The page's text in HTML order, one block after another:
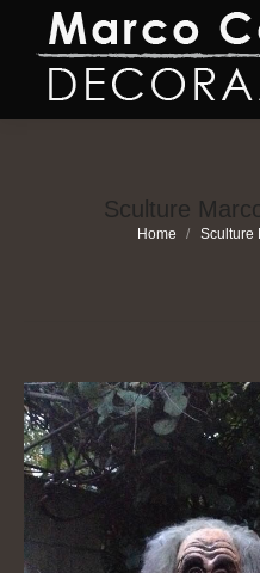
Sculture
You are here:
Home Sculture